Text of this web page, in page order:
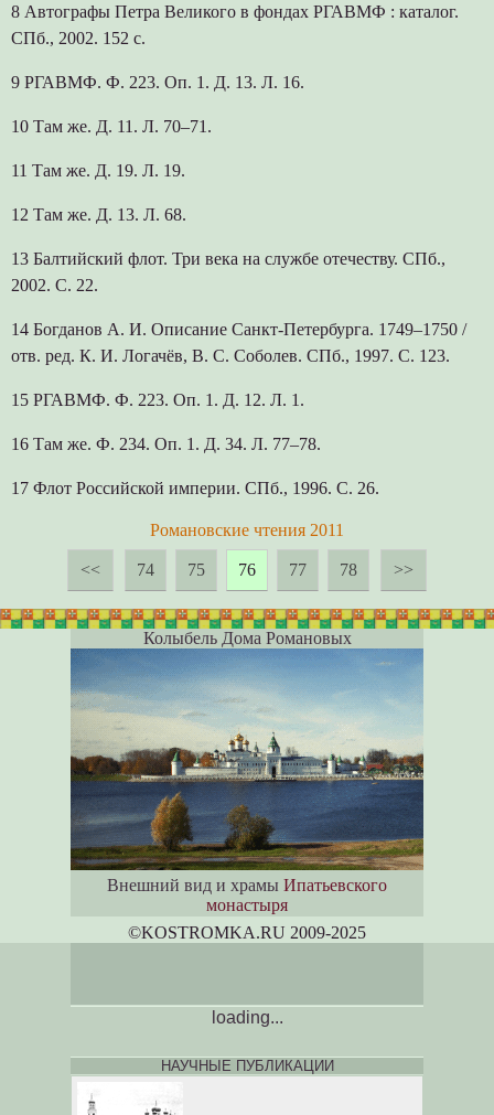
8 Автографы Петра Великого в фондах РГАВМФ : каталог.
СПб., 2002. 152 с.
9 РГАВМФ. Ф. 223. Оп. 1. Д. 13. Л. 16.
10 Там же. Д. 11. Л. 70–71.
11 Там же. Д. 19. Л. 19.
12 Там же. Д. 13. Л. 68.
13 Балтийский флот. Три века на службе отечеству. СПб.,
2002. С. 22.
14 Богданов А. И. Описание Санкт-Петербурга. 1749–1750 /
отв. ред. К. И. Логачёв, В. С. Соболев. СПб., 1997. С. 123.
15 РГАВМФ. Ф. 223. Оп. 1. Д. 12. Л. 1.
16 Там же. Ф. 234. Оп. 1. Д. 34. Л. 77–78.
17 Флот Российской империи. СПб., 1996. С. 26.
Романовские чтения 2011
<< 74 75 76 77 78 >>
Колыбель Дома Романовых
Внешний вид и храмы Ипатьевского
монастыря
©KOSTROMKA.RU 2009-2025
loading...
НАУЧНЫЕ ПУБЛИКАЦИИ